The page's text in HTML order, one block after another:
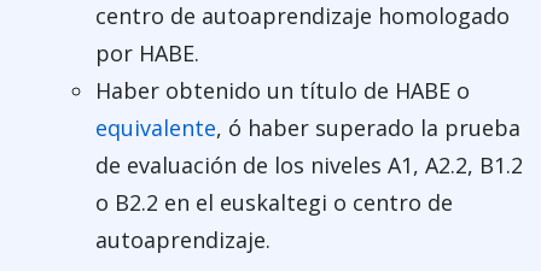
centro de autoaprendizaje homologado
por HABE.
Haber obtenido un título de HABE o
equivalente, ó haber superado la prueba
de evaluación de los niveles A1, A2.2, B1.2
o B2.2 en el euskaltegi o centro de
autoaprendizaje.